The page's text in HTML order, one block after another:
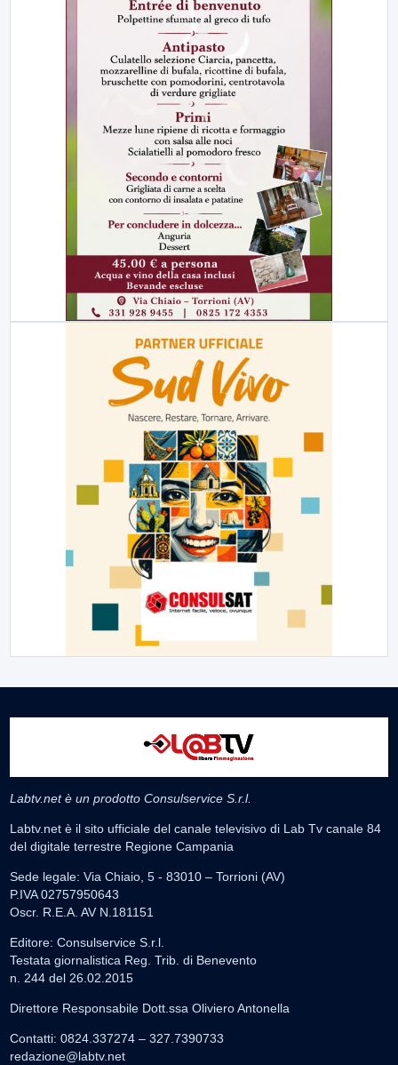
Labtv.net è un prodotto Consulservice S.r.l.
Labtv.net è il sito ufficiale del canale televisivo di Lab Tv canale 84
del digitale terrestre Regione Campania
Sede legale: Via Chiaio, 5 - 83010 – Torrioni (AV)
P.IVA 02757950643
Oscr. R.E.A. AV N.181151
Editore: Consulservice S.r.l.
Testata giornalistica Reg. Trib. di Benevento
n. 244 del 26.02.2015
Direttore Responsabile Dott.ssa Oliviero Antonella
Contatti: 0824.337274 – 327.7390733
redazione@labtv.net